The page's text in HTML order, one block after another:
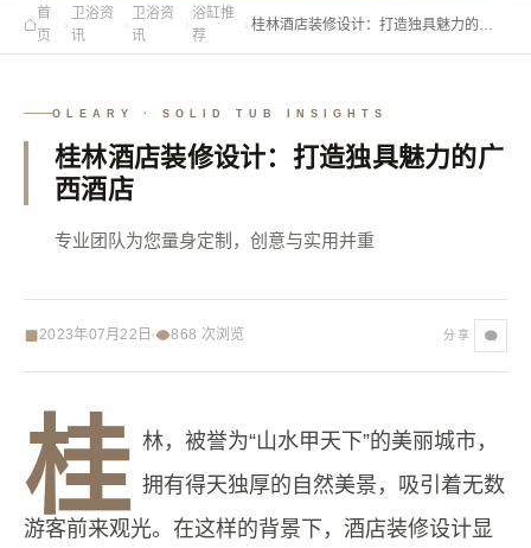
首
页
›
卫浴资
讯
›
卫浴资
讯
›
浴缸推
荐
› 桂林酒店装修设计：打造独具魅力的广
OLEARY · SOLID TUB INSIGHTS
桂林酒店装修设计：打造独具魅力的广
西酒店
专业团队为您量身定制，创意与实用并重
2023年07月22日 868 次浏览 分享
桂 林，被誉为“山水甲天下”的美丽城市，
拥有得天独厚的自然美景，吸引着无数
游客前来观光。在这样的背景下，酒店装修设计显